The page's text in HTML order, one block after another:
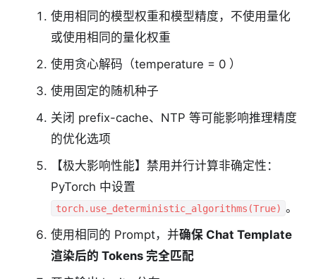
使用相同的模型权重和模型精度，不使用量化
或使用相同的量化权重
使用贪心解码（temperature = 0 ）
使用固定的随机种子
关闭 prefix-cache、NTP 等可能影响推理精度
的优化选项
【极大影响性能】禁用并行计算非确定性：
PyTorch 中设置
torch.use_deterministic_algorithms(True) 。
使用相同的 Prompt，并确保 Chat Template
渲染后的 Tokens 完全匹配